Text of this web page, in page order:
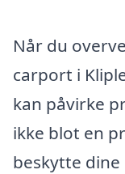
Når du
carport i
kan påvirke
ikke blot en
beskytte